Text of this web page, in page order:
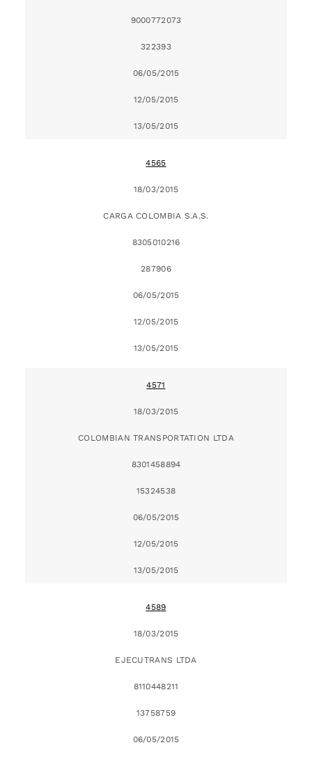
9000772073
322393
06/05/2015
12/05/2015
13/05/2015
4565
18/03/2015
CARGA COLOMBIA S.A.S.
8305010216
287906
06/05/2015
12/05/2015
13/05/2015
4571
18/03/2015
COLOMBIAN TRANSPORTATION LTDA
8301458894
15324538
06/05/2015
12/05/2015
13/05/2015
4589
18/03/2015
EJECUTRANS LTDA
8110448211
13758759
06/05/2015